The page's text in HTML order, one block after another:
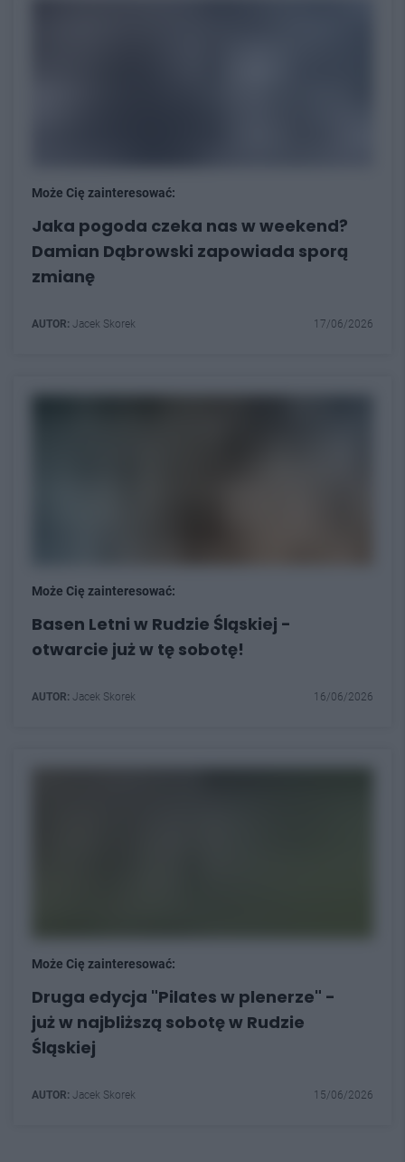
Może Cię zainteresować:
Jaka pogoda czeka nas w weekend?
Damian Dąbrowski zapowiada sporą
zmianę
AUTOR: Jacek Skorek 17/06/2026
Może Cię zainteresować:
Basen Letni w Rudzie Śląskiej -
otwarcie już w tę sobotę!
AUTOR: Jacek Skorek 16/06/2026
Może Cię zainteresować:
Druga edycja "Pilates w plenerze" -
już w najbliższą sobotę w Rudzie
Śląskiej
AUTOR: Jacek Skorek 15/06/2026